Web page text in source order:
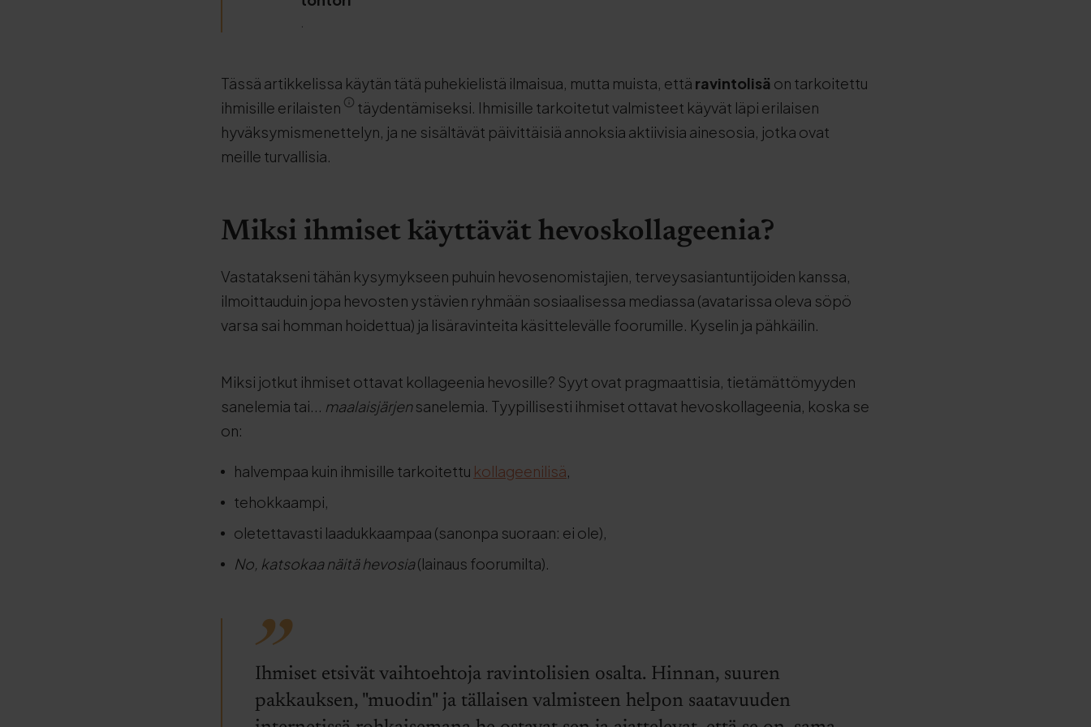
.
Tässä artikkelissa käytän tätä puhekielistä ilmaisua, mutta muista, että ravintolisä on tarkoitettu
ihmisille erilaisten
täydentämiseksi. Ihmisille tarkoitetut valmisteet käyvät läpi erilaisen
hyväksymismenettelyn, ja ne sisältävät päivittäisiä annoksia aktiivisia ainesosia, jotka ovat
meille turvallisia.
Miksi ihmiset käyttävät hevoskollageenia?
Vastatakseni tähän kysymykseen puhuin hevosenomistajien, terveysasiantuntijoiden kanssa,
ilmoittauduin jopa hevosten ystävien ryhmään sosiaalisessa mediassa (avatarissa oleva söpö
varsa sai homman hoidettua) ja lisäravinteita käsittelevälle foorumille. Kyselin ja pähkäilin.
Miksi jotkut ihmiset ottavat kollageenia hevosille? Syyt ovat pragmaattisia, tietämättömyyden
sanelemia tai... maalaisjärjensanelemia. Tyypillisesti ihmiset ottavat hevoskollageenia, koska se
on:
halvempaa kuin ihmisille tarkoitettu kollageenilisä,
tehokkaampi,
oletettavasti laadukkaampaa (sanonpa suoraan: ei ole),
No, katsokaa näitä hevosia(lainaus foorumilta).
Ihmiset etsivät vaihtoehtoja ravintolisien osalta. Hinnan, suuren
pakkauksen, "muodin" ja tällaisen valmisteen helpon saatavuuden